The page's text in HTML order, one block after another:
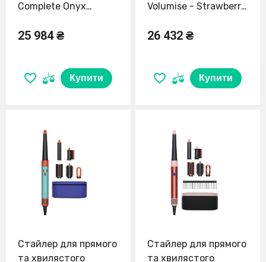
Complete Onyx
01) EU
25 984 ₴
Купити
Volumise - Strawberry
(581840-01) EU
26 432 ₴
Купити
Стайлер для прямого
та хвилястого
Стайлер для прямого
та хвилястого